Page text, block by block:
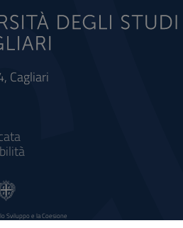
Cagliari
Sviluppo e la Coesione
della didattica e della ricerca e potenziamento dei servizi online